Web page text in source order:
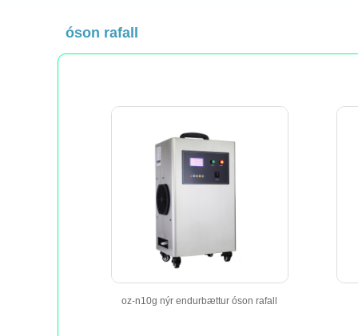
óson rafall
oz-n10g nýr endurbættur óson rafall